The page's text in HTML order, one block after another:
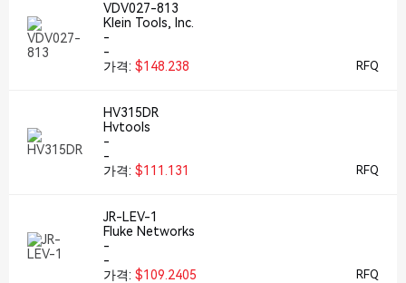
VDV027-813
Klein Tools, Inc.
-
-
가격: $148.238 RFQ
HV315DR
Hvtools
-
-
가격: $111.131 RFQ
JR-LEV-1
Fluke Networks
-
-
가격: $109.2405 RFQ